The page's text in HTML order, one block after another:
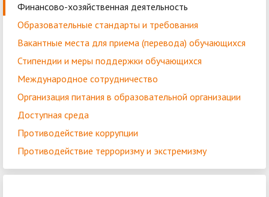
Финансово-хозяйственная деятельность
Образовательные стандарты и требования
Вакантные места для приема (перевода) обучающихся
Стипендии и меры поддержки обучающихся
Международное сотрудничество
Организация питания в образовательной организации
Доступная среда
Противодействие коррупции
Противодействие терроризму и экстремизму